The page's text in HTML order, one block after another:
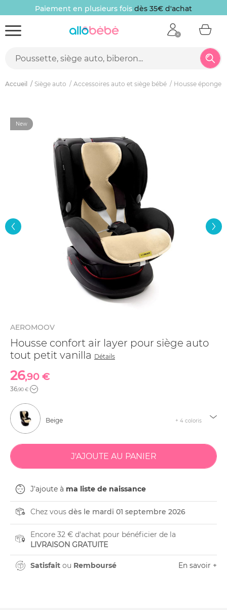
Paiement en plusieurs fois dès 35€ d'achat
Accueil Siège auto Accessoires auto et siège bébé Housse éponge
New
AEROMOOV
Housse confort air layer pour siège auto
tout petit vanilla Détails
26,90 €
36,90 €
Beige + 4 coloris
J'ajoute à ma liste de naissance
Chez vous dès le mardi 01 septembre 2026
Encore 32 € d'achat pour bénéficier de la
LIVRAISON GRATUITE
Satisfait ou Remboursé En savoir +